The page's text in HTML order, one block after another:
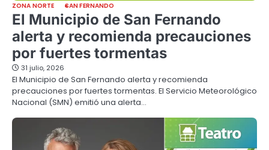
ZONA NORTE SAN FERNANDO
El Municipio de San Fernando
alerta y recomienda precauciones
por fuertes tormentas
31 julio, 2026
El Municipio de San Fernando alerta y recomienda
precauciones por fuertes tormentas. El Servicio Meteorológico
Nacional (SMN) emitió una alerta…